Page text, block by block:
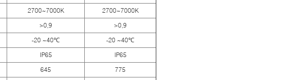
2700~7000K
2700~7000K
>0,9
>0,9
-20 ~40℃
-20 ~40℃
IP65
IP65
645
775